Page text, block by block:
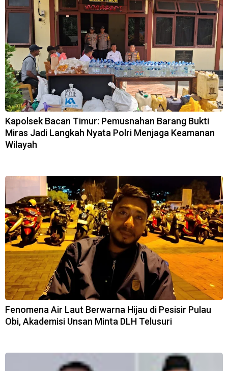
Kapolsek Bacan Timur: Pemusnahan Barang Bukti
Miras Jadi Langkah Nyata Polri Menjaga Keamanan
Wilayah
Fenomena Air Laut Berwarna Hijau di Pesisir Pulau
Obi, Akademisi Unsan Minta DLH Telusuri